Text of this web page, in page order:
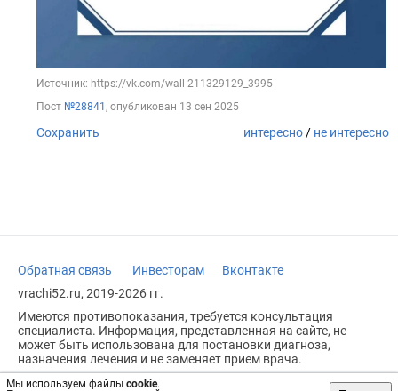
Мы используем файлы cookie.
Источник: https://vk.com/wall-211329129_3995
Пост №28841, опубликован 13 сен 2025
Сохранить интересно / не интересно
Обратная связь Инвесторам
Вконтакте
vrachi52.ru, 2019-2026 гг.
Имеются противопоказания, требуется консультация
специалиста. Информация, представленная на сайте, не
может быть использована для постановки диагноза,
назначения лечения и не заменяет прием врача.
Возрастное ограничение: 18+